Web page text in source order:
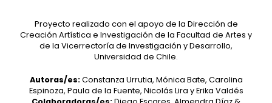
Proyecto realizado con el apoyo de la Dirección de
Creación Artística e Investigación de la Facultad de Artes y
de la Vicerrectoría de Investigación y Desarrollo,
Universidad de Chile.
Autoras/es:Constanza Urrutia, Mónica Bate, Carolina
Espinoza, Paula de la Fuente, Nicolás Lira y Erika Valdés